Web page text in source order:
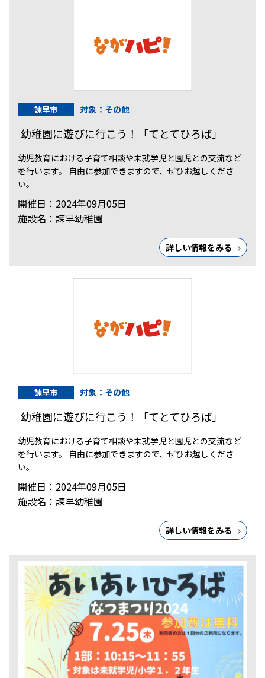
諫早市 対象：その他
幼稚園に遊びに行こう！「てとてひろば」
幼児教育における子育て相談や未就学児と園児との交流など
を行います。 自由に参加できますので、ぜひお越しくださ
い。
開催日：2024年09月05日
施設名：諫早幼稚園
詳しい情報をみる
諫早市 対象：その他
幼稚園に遊びに行こう！「てとてひろば」
幼児教育における子育て相談や未就学児と園児との交流など
を行います。 自由に参加できますので、ぜひお越しくださ
い。
開催日：2024年09月05日
施設名：諫早幼稚園
詳しい情報をみる